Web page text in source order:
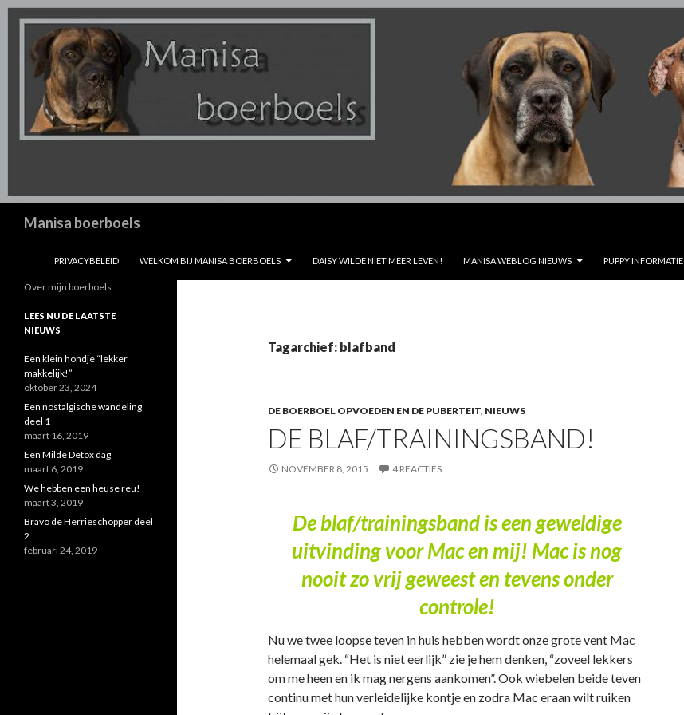
Manisa boerboels
PRIVACYBELEID
WELKOM BIJ MANISA BOERBOELS DAISY WILDE NIET MEER LEVEN! MANISA WEBLOG NIEUWS PUPPY INFORMATIE
Tagarchief: blafband
DE BOERBOEL OPVOEDEN EN DE PUBERTEIT, NIEUWS
DE BLAF/TRAININGSBAND!
NOVEMBER 8, 2015 4 REACTIES
De blaf/trainingsband is een geweldige
uitvinding voor Mac en mij! Mac is nog
nooit zo vrij geweest en tevens onder
controle!
Nu we twee loopse teven in huis hebben wordt onze grote vent Mac
helemaal gek. “Het is niet eerlijk” zie je hem denken, “zoveel lekkers
om me heen en ik mag nergens aankomen”. Ook wiebelen beide teven
continu met hun verleidelijke kontje en zodra Mac eraan wilt ruiken
Over mijn boerboels
LEES NU DE LAATSTE
NIEUWS
Een klein hondje “lekker
makkelijk!”
oktober 23, 2024
Een nostalgische wandeling
deel 1
maart 16, 2019
Een Milde Detox dag
maart 6, 2019
We hebben een heuse reu!
maart 3, 2019
Bravo de Herrieschopper deel
2
februari 24, 2019